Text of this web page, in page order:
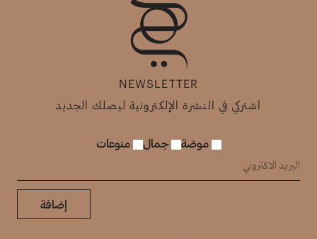
NEWSLETTER
اشتركي في النشرة الإلكترونية ليصلك الجديد
موضة جمال منوعات
إضافة